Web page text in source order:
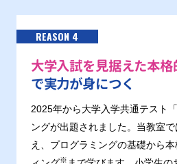
REASON 4
大学入試を見据えた本
で実力が身につく
2025年から大学入学共通テスト
ングが出題されました。当教室
え、プログラミングの基礎から
※